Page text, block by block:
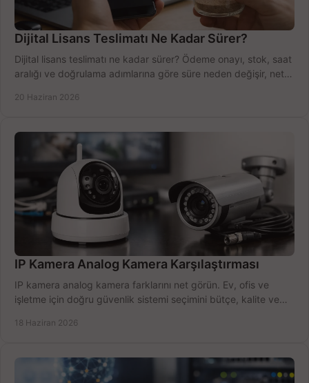
Dijital Lisans Teslimatı Ne Kadar Sürer?
Dijital lisans teslimatı ne kadar sürer? Ödeme onayı, stok, saat
aralığı ve doğrulama adımlarına göre süre neden değişir, net
20 Haziran 2026
IP Kamera Analog Kamera Karşılaştırması
IP kamera analog kamera farklarını net görün. Ev, ofis ve
işletme için doğru güvenlik sistemi seçimini bütçe, kalite ve
18 Haziran 2026